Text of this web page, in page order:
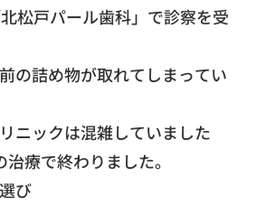
松戸パール歯科」で診察を受
の詰め物が取れてしまってい
ニックは混雑していました
療で終わりました。
び